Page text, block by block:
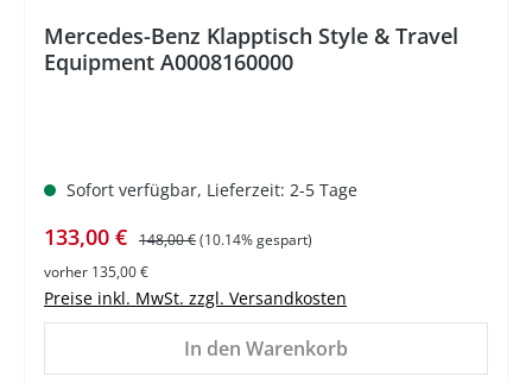
Mercedes-Benz Klapptisch Style & Travel
Equipment A0008160000
Sofort verfügbar, Lieferzeit: 2-5 Tage
Verkaufspreis:
133,00 € Regulärer Preis:
148,00 €(10.14% gespart)
vorher 135,00 €
Preise inkl. MwSt. zzgl. Versandkosten
In den Warenkorb